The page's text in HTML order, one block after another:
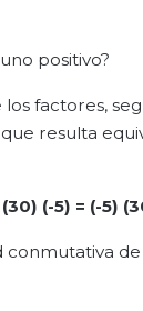
positivo?
factores,
resulta
(30) (-5) = (-5)